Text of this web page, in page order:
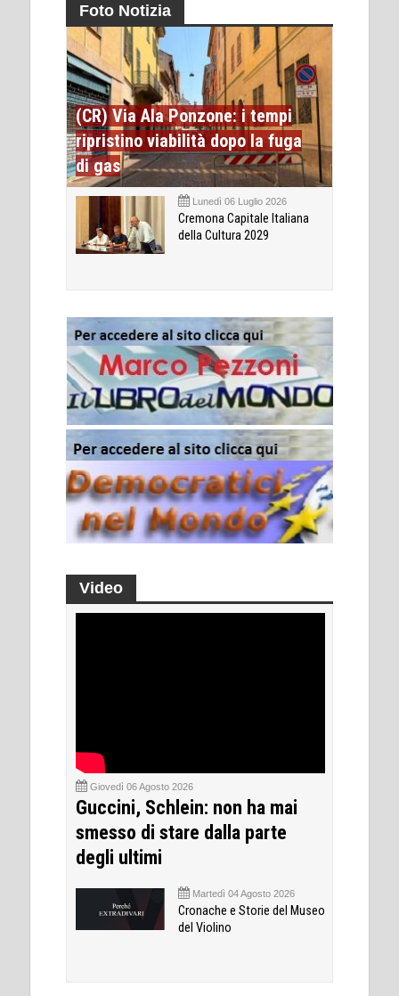
Foto Notizia
(CR) Via Ala Ponzone: i tempi
ripristino viabilità dopo la fuga
di gas
Lunedì 06 Luglio 2026
Cremona Capitale Italiana
della Cultura 2029
Video
Giovedì 06 Agosto 2026
Guccini, Schlein: non ha mai
smesso di stare dalla parte
degli ultimi
Martedì 04 Agosto 2026
Cronache e Storie del Museo
del Violino